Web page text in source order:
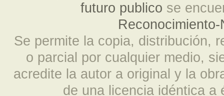
futuro publico se
Se permite la copia, distribución,
o parcial por cualquier medio,
acredite la autor a original y la
de una licencia idéntica a